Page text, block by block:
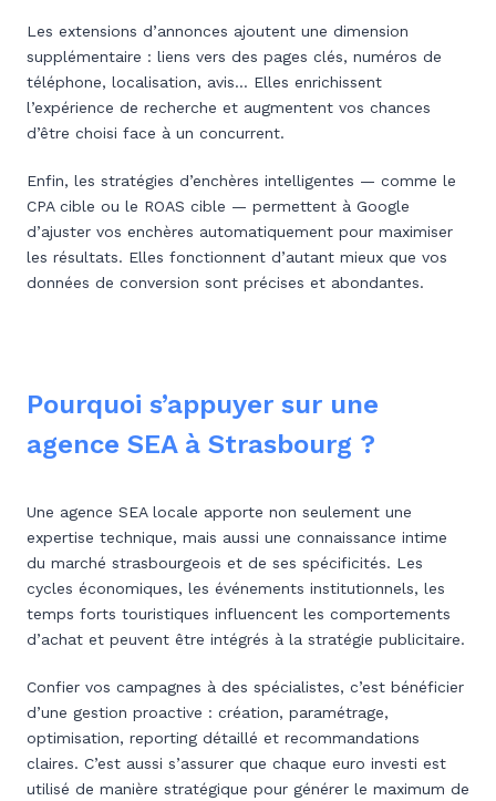
Les extensions d’annonces ajoutent une dimension
supplémentaire : liens vers des pages clés, numéros de
téléphone, localisation, avis… Elles enrichissent
l’expérience de recherche et augmentent vos chances
d’être choisi face à un concurrent.
Enfin, les stratégies d’enchères intelligentes — comme le
CPA cible ou le ROAS cible — permettent à Google
d’ajuster vos enchères automatiquement pour maximiser
les résultats. Elles fonctionnent d’autant mieux que vos
données de conversion sont précises et abondantes.
Pourquoi s’appuyer sur une
agence SEA à Strasbourg ?
Une agence SEA locale apporte non seulement une
expertise technique, mais aussi une connaissance intime
du marché strasbourgeois et de ses spécificités. Les
cycles économiques, les événements institutionnels, les
temps forts touristiques influencent les comportements
d’achat et peuvent être intégrés à la stratégie publicitaire.
Confier vos campagnes à des spécialistes, c’est bénéficier
d’une gestion proactive : création, paramétrage,
optimisation, reporting détaillé et recommandations
claires. C’est aussi s’assurer que chaque euro investi est
utilisé de manière stratégique pour générer le maximum de